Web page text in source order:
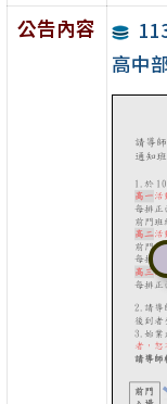
公告內容
高中